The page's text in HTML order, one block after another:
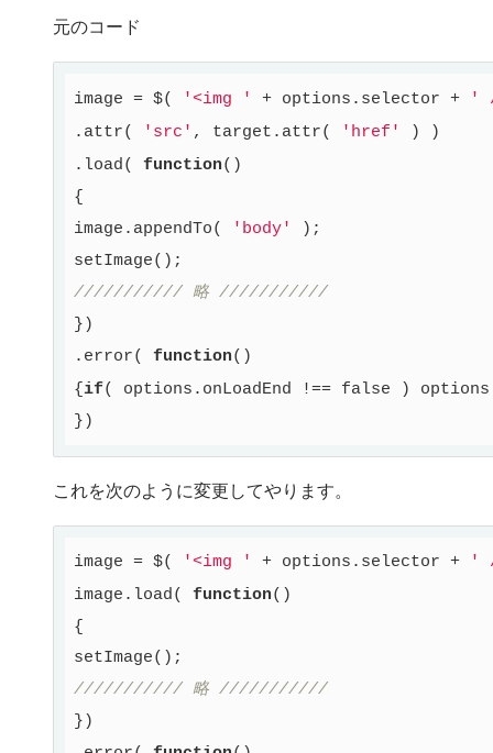
元のコード
image = $( '<img ' + options.selector +
'
.attr(
'src' , target.attr( 'href'
) )
.load( function()
{
image.appendTo(
'body'
);
/////////// 略 ///////////
})
.error( function()
{if( options.onLoadEnd !== false )
これを次のように変更してやります。
image = $( '<img ' + options.selector +
'
image.load( function()
{
/////////// 略 ///////////
})